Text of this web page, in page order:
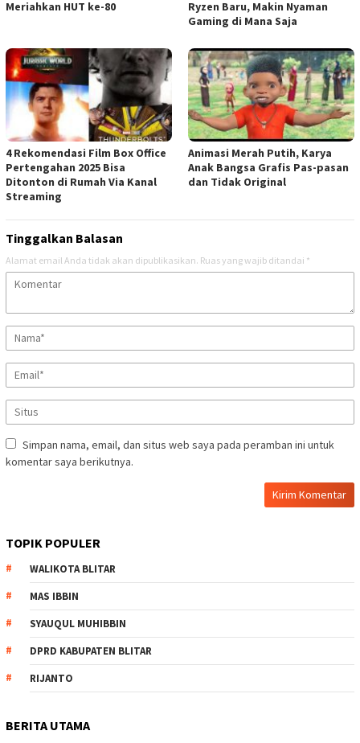
Meriahkan HUT ke-80
Ryzen Baru, Makin Nyaman
Gaming di Mana Saja
4 Rekomendasi Film Box Office
Pertengahan 2025 Bisa
Ditonton di Rumah Via Kanal
Streaming
Animasi Merah Putih, Karya
Anak Bangsa Grafis Pas-pasan
dan Tidak Original
Tinggalkan Balasan
Alamat email Anda tidak akan dipublikasikan. Ruas yang wajib ditandai *
Simpan nama, email, dan situs web saya pada peramban ini untuk
komentar saya berikutnya.
TOPIK POPULER
WALIKOTA BLITAR
MAS IBBIN
SYAUQUL MUHIBBIN
DPRD KABUPATEN BLITAR
RIJANTO
BERITA UTAMA